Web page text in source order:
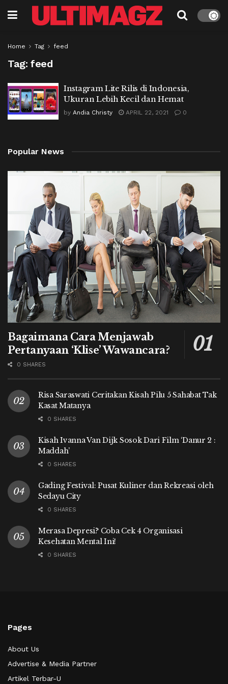
Home Tag feed
Tag: feed
Instagram Lite Rilis di Indonesia,
Ukuran Lebih Kecil dan Hemat
by Andia Christy APRIL 22, 2021 0
Popular News
Bagaimana Cara Menjawab
Pertanyaan ‘Klise’ Wawancara?
0 SHARES
Risa Saraswati Ceritakan Kisah Pilu 5 Sahabat Tak
Kasat Matanya
0 SHARES
Kisah Ivanna Van Dijk Sosok Dari Film ‘Danur 2 :
Maddah’
0 SHARES
Gading Festival: Pusat Kuliner dan Rekreasi oleh
Sedayu City
0 SHARES
Merasa Depresi? Coba Cek 4 Organisasi
Kesehatan Mental Ini!
0 SHARES
Pages
About Us
Advertise & Media Partner
Artikel Terbar-U